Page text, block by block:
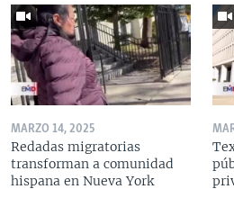
MARZO 14, 2025
Redadas migratorias
transforman a comunidad
hispana en Nueva York